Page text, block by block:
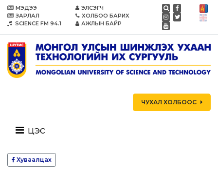
МЭДЭЭ
ЗАРЛАЛ
SCIENCE FM 94.1
ЭЛСЭГЧ
ХОЛБОО БАРИХ
АЖЛЫН БАЙР
ЧУХАЛ ХОЛБООС
цэс
Хуваалцах